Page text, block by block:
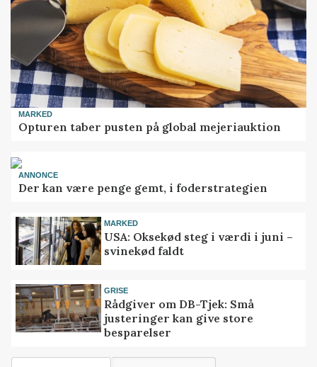
MARKED
Opturen taber pusten på global mejeriauktion
ANNONCE
Der kan være penge gemt, i foderstrategien
MARKED
USA: Oksekød steg i værdi i juni –
svinekød faldt
GRISE
Rådgiver om DB-Tjek: Små
justeringer kan give store
besparelser